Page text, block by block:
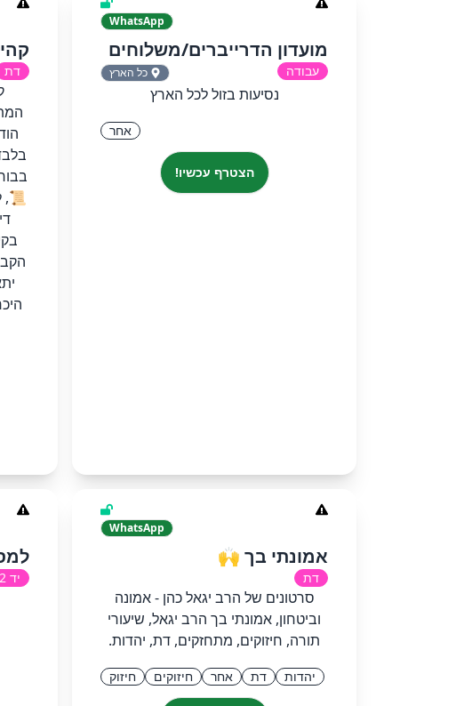
WhatsApp
מועדון הדרייברים/משלוחים
עבודה כל הארץ
נסיעות בזול לכל הארץ
אחר
הצטרף עכשיו!
דת
📜,
WhatsApp
אמונתי בך 🙌
דת
סרטונים של הרב יגאל כהן - אמונה
וביטחון, אמונתי בך הרב יגאל, שיעורי
תורה, חיזוקים, מתחזקים, דת, יהדות.
יהדות דת אחר חיזוקים חיזוק
יד 2